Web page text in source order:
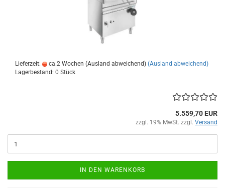
Lieferzeit: ca.2 Wochen (Ausland abweichend) (Ausland abweichend)
Lagerbestand: 0 Stück
5.559,70 EUR
zzgl. 19% MwSt. zzgl. Versand
IN DEN WARENKORB